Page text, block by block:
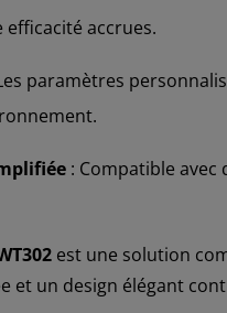
accrues.
paramètres
: Compatible avec
est une solution
et un design élégant